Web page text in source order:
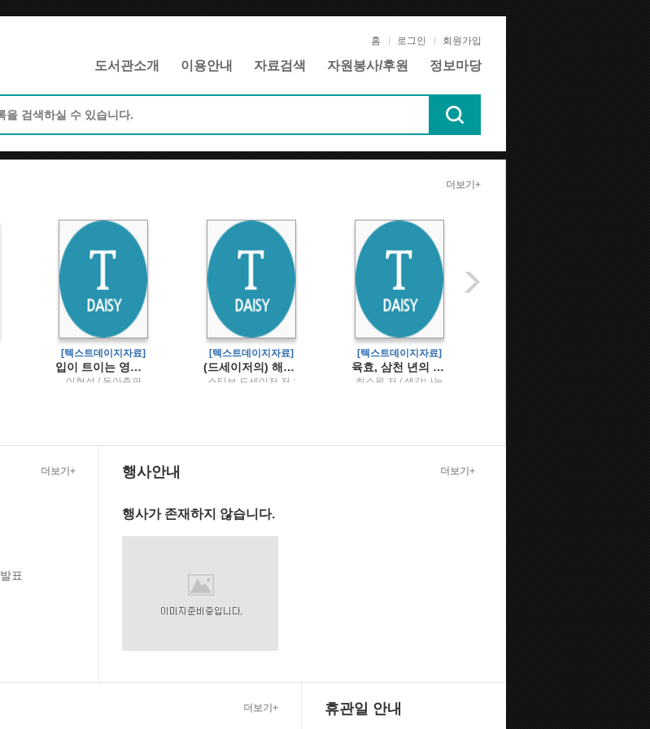
홈 로그인 회원가입
도서관소개 이용안내 자료검색 자원봉사/후원 정보마당
[텍스트데이지자료]
입이 트이는 영어EBS FM radio
이현석 / 동아출판
[텍스트데이지자료]
(드세이저의) 해결의 실마리단기상담에서 해결책 탐색
스티브 드세이저 저 ;
[텍스트데이지자료]
육효, 삼천 년의 속삭임왕상휴수사로 읽는 384괘의 성패 법칙
최소원 저 / 생각나눔
더보기+
표
더보기+ 행사안내
행사가 존재하지 않습니다.
더보기+
더보기+ 휴관일 안내